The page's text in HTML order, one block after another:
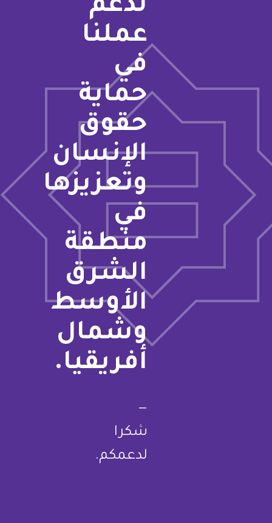
لدعم
عملنا
في
حماية
حقوق
الإنسان
وتعزيزها
في
منطقة
الشرق
الأوسط
وشمال
أفريقيا.
—
شكرا
لدعمكم.